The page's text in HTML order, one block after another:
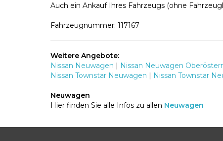
Auch ein Ankauf Ihres Fahrzeugs (ohne
Fahrzeugnummer: 117167
Weitere Angebote:
Nissan Neuwagen | Nissan Neuwagen
Nissan Townstar Neuwagen | Nissan Townstar
Neuwagen
Hier finden Sie alle Infos zu allen Neuwagen